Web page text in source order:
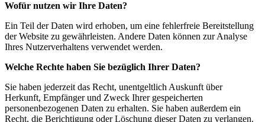
Wofür nutzen wir Ihre Daten?
Ein Teil der Daten wird erhoben, um eine fehlerfreie Bereitstellung
der Website zu gewährleisten. Andere Daten können zur Analyse
Ihres Nutzerverhaltens verwendet werden.
Welche Rechte haben Sie bezüglich Ihrer Daten?
Sie haben jederzeit das Recht, unentgeltlich Auskunft über
Herkunft, Empfänger und Zweck Ihrer gespeicherten
personenbezogenen Daten zu erhalten. Sie haben außerdem ein
Recht, die Berichtigung oder Löschung dieser Daten zu verlangen.